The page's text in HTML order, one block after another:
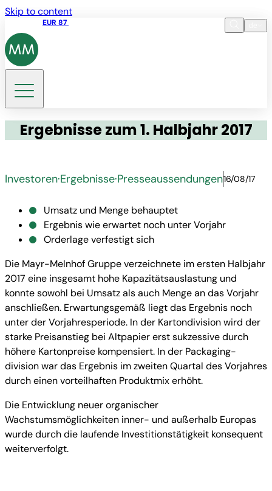
Skip to content
EUR 87
Ergebnisse zum 1. Halbjahr 2017
Investoren·Ergebnisse·Presseaussendungen16/08/17
Umsatz und Menge behauptet
Ergebnis wie erwartet noch unter Vorjahr
Orderlage verfestigt sich
Die Mayr-Melnhof Gruppe verzeichnete im ersten Halbjahr
2017 eine insgesamt hohe Kapazitätsauslastung und
konnte sowohl bei Umsatz als auch Menge an das Vorjahr
anschließen. Erwartungsgemäß liegt das Ergebnis noch
unter der Vorjahresperiode. In der Kartondivision wird der
starke Preisanstieg bei Altpapier erst sukzessive durch
höhere Kartonpreise kompensiert. In der Packaging-
division war das Ergebnis im zweiten Quartal des Vorjahres
durch einen vorteilhaften Produktmix erhöht.
Die Entwicklung neuer organischer
Wachstumsmöglichkeiten inner- und außerhalb Europas
wurde durch die laufende Investitionstätigkeit konsequent
weiterverfolgt.